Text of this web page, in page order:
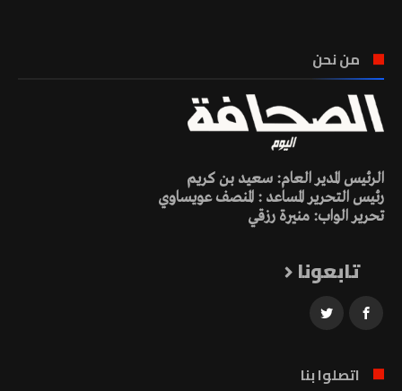
من نحن
الرئيس المدير العام: سعيد بن كريم
رئيس التحرير المساعد : المنصف عويساوي
تحرير الواب: منيرة رزقي
تابعونا
اتصلوا بنا